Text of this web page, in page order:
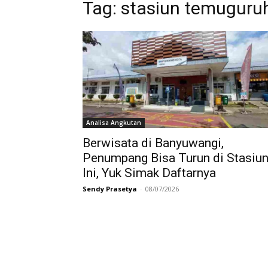
Tag: stasiun
Analisa Angkutan
Berwisata di Banyuwangi,
Penumpang Bisa Turun di Stasiun
Ini, Yuk Simak Daftarnya
Sendy Prasetya - 08/07/2026